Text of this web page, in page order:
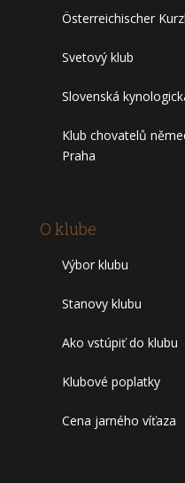
Österreichischer
Svetový klub
Slovenská
Klub chovatelů
Praha
O klube
Výbor klubu
Stanovy klubu
Ako vstúpiť do klubu
Klubové poplatky
Cena jarného víťaza